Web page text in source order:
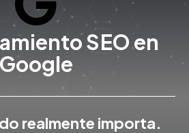
SEO en
Google
realmente importa.